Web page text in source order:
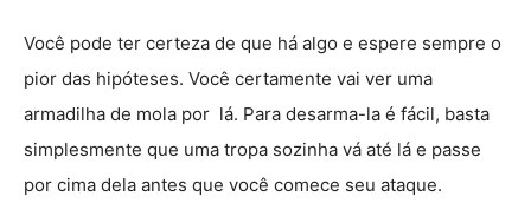
Você pode ter certeza de que há algo e espere sempre o
pior das hipóteses. Você certamente vai ver uma
armadilha de mola por lá. Para desarma-la é fácil, basta
simplesmente que uma tropa sozinha vá até lá e passe
por cima dela antes que você comece seu ataque.